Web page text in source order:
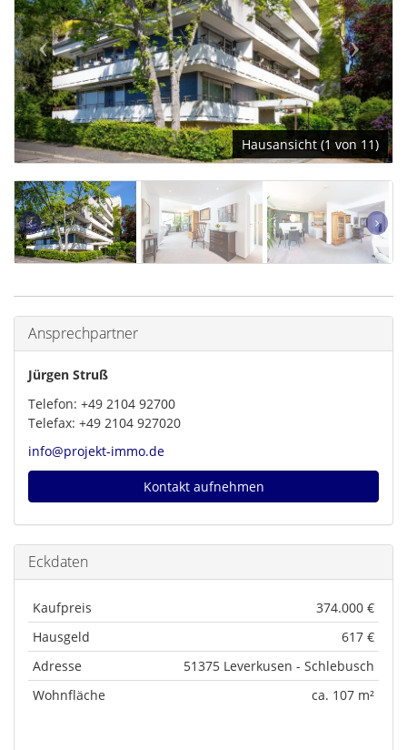
Hausansicht (1 von 11)
Ansprechpartner
Jürgen Struß
Telefon: +49 2104 92700
Telefax: +49 2104 927020
info@projekt-immo.de
Kontakt aufnehmen
Eckdaten
Kaufpreis
374.000 €
Hausgeld
617 €
Adresse
51375 Leverkusen - Schlebusch
Wohnfläche
ca. 107 m²